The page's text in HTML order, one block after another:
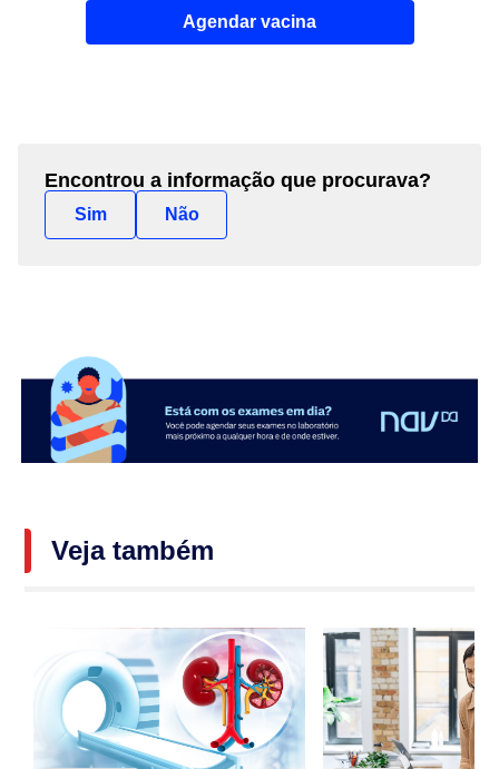
Agendar vacina
Encontrou a informação que procurava?
Sim Não
Veja também